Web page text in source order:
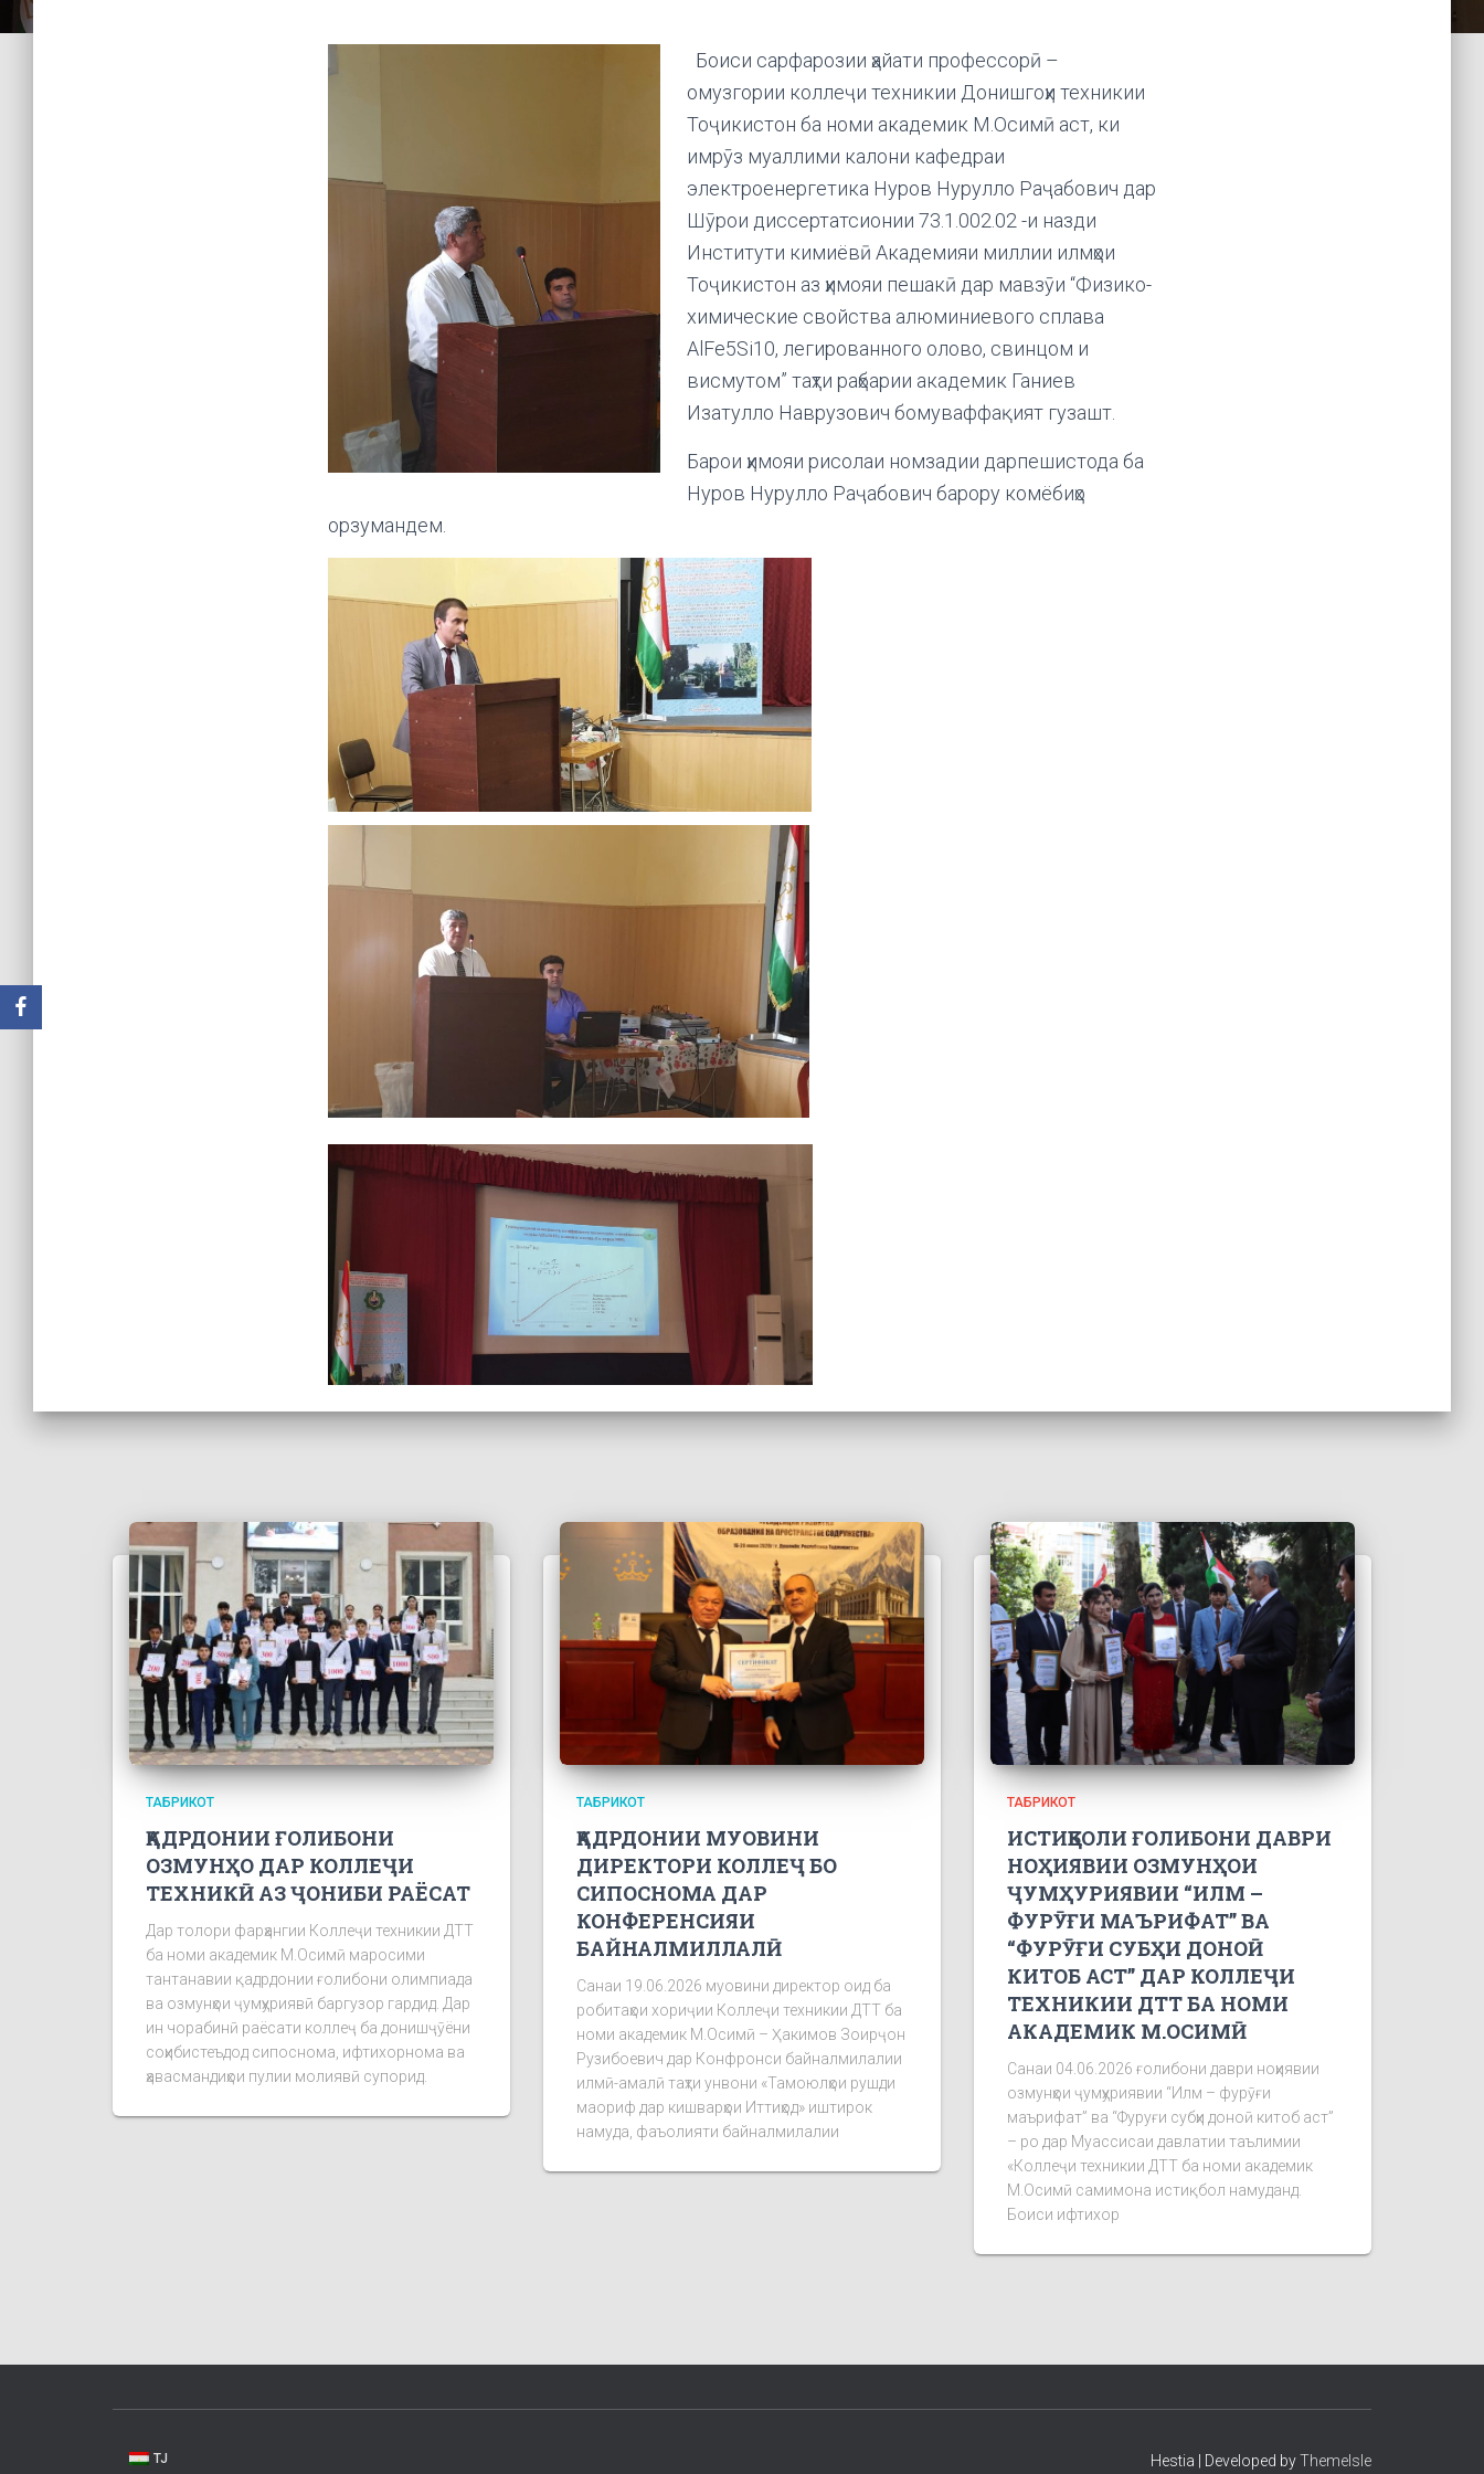
Боиси сарфарозии ҳайати профессорӣ –
омузгории коллеҷи техникии Донишгоҳи техникии
Тоҷикистон ба номи академик М.Осимӣ аст, ки
имрӯз муаллими калони кафедраи
электроенергетика Нуров Нурулло Раҷабович дар
Шӯрои диссертатсионии 73.1.002.02 -и назди
Институти кимиёвӣ Академияи миллии илмҳои
Тоҷикистон аз ҳимояи пешакӣ дар мавзӯи “Физико-
химические свойства алюминиевого сплава
AlFe5Si10, легированного олово, свинцом и
висмутом” таҳти раҳбарии академик Ганиев
Изатулло Наврузович бомуваффақият гузашт.
Барои ҳимояи рисолаи номзадии дарпешистода ба
Нуров Нурулло Раҷабович барору комёбиҳо
орзумандем.
ТАБРИКОТ
ҚАДРДОНИИ ҒОЛИБОНИ
ОЗМУНҲО ДАР КОЛЛЕҶИ
ТЕХНИКӢ АЗ ҶОНИБИ РАЁСАТ
Дар толори фарҳангии Коллеҷи техникии ДТТ
ба номи академик М.Осимӣ маросими
тантанавии қадрдонии ғолибони олимпиада
ва озмунҳои ҷумҳуриявӣ баргузор гардид. Дар
ин чорабинӣ раёсати коллеҷ ба донишҷӯёни
соҳибистеъдод сипоснома, ифтихорнома ва
ҳавасмандиҳои пулии молиявӣ супорид.
ТАБРИКОТ
ҚАДРДОНИИ МУОВИНИ
ДИРЕКТОРИ КОЛЛЕҶ БО
СИПОСНОМА ДАР
КОНФЕРЕНСИЯИ
БАЙНАЛМИЛЛАЛӢ
Санаи 19.06.2026 муовини директор оид ба
робитаҳои хориҷии Коллеҷи техникии ДТТ ба
номи академик М.Осимӣ – Ҳакимов Зоирҷон
Рузибоевич дар Конфронси байналмилалии
илмӣ-амалӣ таҳти унвони «Тамоюлҳои рушди
маориф дар кишварҳои Иттиҳод» иштирок
намуда, фаъолияти байналмилалии
ТАБРИКОТ
ИСТИҚБОЛИ ҒОЛИБОНИ ДАВРИ
НОҲИЯВИИ ОЗМУНҲОИ
ҶУМҲУРИЯВИИ “ИЛМ –
ФУРӮҒИ МАЪРИФАТ” ВА
“ФУРӮҒИ СУБҲИ ДОНОӢ
КИТОБ АСТ” ДАР КОЛЛЕҶИ
ТЕХНИКИИ ДТТ БА НОМИ
АКАДЕМИК М.ОСИМӢ
Санаи 04.06.2026 ғолибони даври ноҳиявии
озмунҳои ҷумҳуриявии “Илм – фурӯғи
маърифат” ва “Фуруғи субҳи доноӣ китоб аст”
– ро дар Муассисаи давлатии таълимии
«Коллеҷи техникии ДТТ ба номи академик
М.Осимӣ самимона истиқбол намуданд.
Боиси ифтихор
TJ Hestia | Developed byThemeIsle